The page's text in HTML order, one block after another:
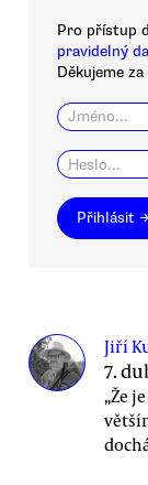
Pro přístup
pravidelný
Děkujeme
Přihlásit →
Jiří
7.
„Že